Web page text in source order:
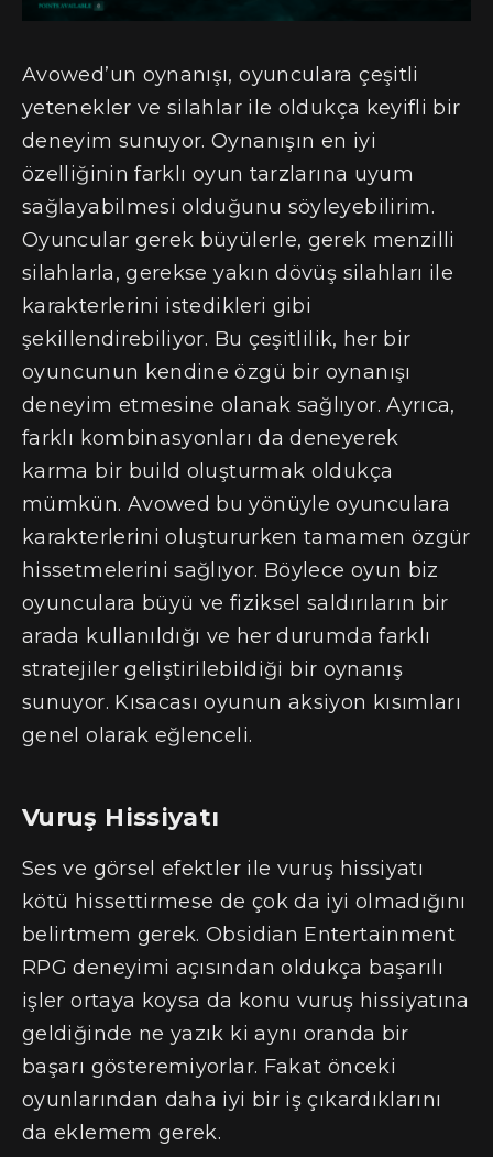
Avowed’un oynanışı, oyunculara çeşitli
yetenekler ve silahlar ile oldukça keyifli bir
deneyim sunuyor. Oynanışın en iyi
özelliğinin farklı oyun tarzlarına uyum
sağlayabilmesi olduğunu söyleyebilirim.
Oyuncular gerek büyülerle, gerek menzilli
silahlarla, gerekse yakın dövüş silahları ile
karakterlerini istedikleri gibi
şekillendirebiliyor. Bu çeşitlilik, her bir
oyuncunun kendine özgü bir oynanışı
deneyim etmesine olanak sağlıyor. Ayrıca,
farklı kombinasyonları da deneyerek
karma bir build oluşturmak oldukça
mümkün. Avowed bu yönüyle oyunculara
karakterlerini oluştururken tamamen özgür
hissetmelerini sağlıyor. Böylece oyun biz
oyunculara büyü ve fiziksel saldırıların bir
arada kullanıldığı ve her durumda farklı
stratejiler geliştirilebildiği bir oynanış
sunuyor. Kısacası oyunun aksiyon kısımları
genel olarak eğlenceli.
Vuruş Hissiyatı
Ses ve görsel efektler ile vuruş hissiyatı
kötü hissettirmese de çok da iyi olmadığını
belirtmem gerek. Obsidian Entertainment
RPG deneyimi açısından oldukça başarılı
işler ortaya koysa da konu vuruş hissiyatına
geldiğinde ne yazık ki aynı oranda bir
başarı gösteremiyorlar. Fakat önceki
oyunlarından daha iyi bir iş çıkardıklarını
da eklemem gerek.